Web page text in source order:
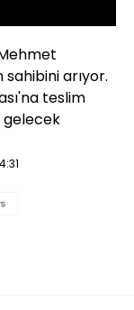
arıyor.
teslim
gelecek